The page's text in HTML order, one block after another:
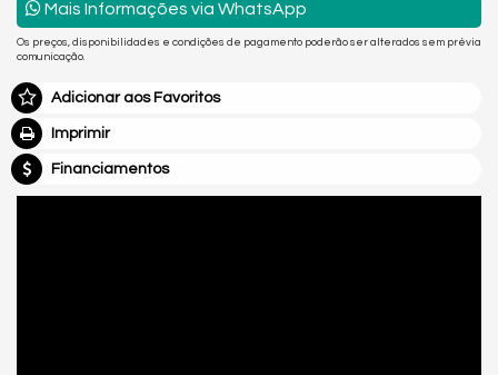
Mais Informações via WhatsApp
Os preços, disponibilidades e condições de pagamento poderão ser alterados sem prévia
comunicação.
Adicionar aos Favoritos
Imprimir
Financiamentos